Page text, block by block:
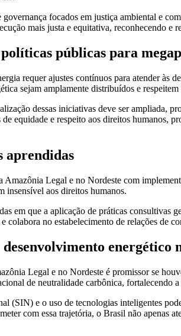
focados em justiça ambiental e
mais justa e equitativa, reconhecendo e
públicas para
requer ajustes contínuos para atender às
sejam amplamente distribuídos e
dessas iniciativas deve ser ampliada,
equidade e respeito aos direitos humanos,
aprendidas
Amazônia Legal e no Nordeste com
insensível aos direitos humanos.
em que a aplicação de práticas consultivas
colabora no estabelecimento de relações de
energético
Legal e no Nordeste é promissor se
de neutralidade carbônica, fortalecendo
(SIN) e o uso de tecnologias inteligentes
com essa trajetória, o Brasil não apenas